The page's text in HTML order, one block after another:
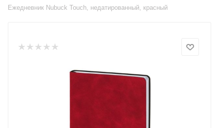
Ежедневник Nubuck Touch, недатированный, красный